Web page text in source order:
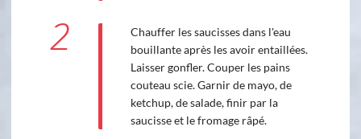
2
Chauffer les saucisses dans l'eau
bouillante après les avoir entaillées.
Laisser gonfler. Couper les pains
couteau scie. Garnir de mayo, de
ketchup, de salade, finir par la
saucisse et le fromage râpé.